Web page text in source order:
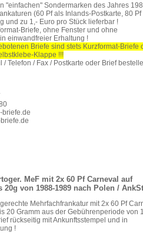
"einfachen" Sondermarken des Jahres
(60 Pf als Inlands-Postkarte, 80 Pf
und zu 1,- Euro pro Stück lieferbar !
Briefe, ohne Fenster und ohne
einwandfreier Erhaltung !
Briefe sind stets Kurzformat-Briefe
Klappe !!!
/ Telefon / Fax / Postkarte oder Brief
MeF mit 2x 60 Pf Carneval auf
von 1988-1989 nach Polen /
Mehrfachfrankatur mit 2x 60 Pf
20 Gramm aus der Gebührenperiode von
rückseitig mit Ankunftsstempel und in
!